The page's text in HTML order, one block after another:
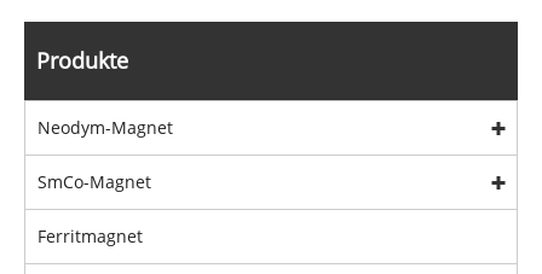
Produkte
Neodym-Magnet
SmCo-Magnet
Ferritmagnet